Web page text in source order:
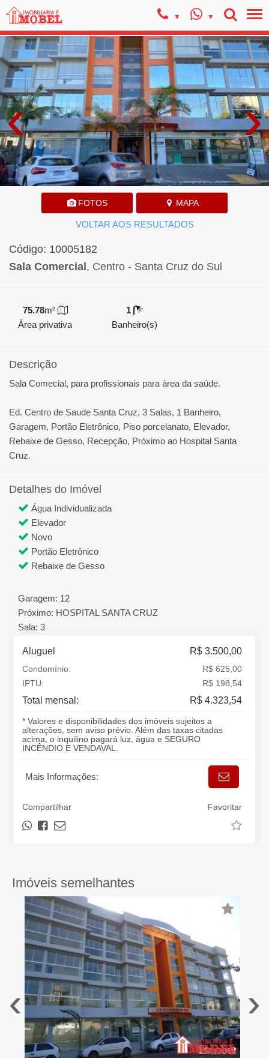
‹ ›
FOTOS MAPA
VOLTAR AOS RESULTADOS
Código: 10005182
Sala Comercial , Centro - Santa Cruz do Sul
75.78m²
Área privativa
1
Banheiro(s)
Descrição
Sala Comecial, para profissionais para área da saúde.
Ed. Centro de Saude Santa Cruz, 3 Salas, 1 Banheiro,
Garagem, Portão Eletrônico, Piso porcelanato, Elevador,
Rebaixe de Gesso, Recepção, Próximo ao Hospital Santa
Cruz.
Detalhes do Imóvel
Água Individualizada
Elevador
Novo
Portão Eletrônico
Rebaixe de Gesso
Garagem: 12
Próximo: HOSPITAL SANTA CRUZ
Sala: 3
Aluguel R$ 3.500,00
Condomínio:
R$ 625,00
IPTU:
R$ 198,54
Total mensal: R$ 4.323,54
* Valores e disponibilidades dos imóveis sujeitos a
alterações, sem aviso prévio. Além das taxas citadas
acima, o inquilino pagará luz, água e SEGURO
INCÊNDIO E VENDAVAL.
Mais Informações:
Compartilhar Favoritar
Imóveis semelhantes
‹ ›